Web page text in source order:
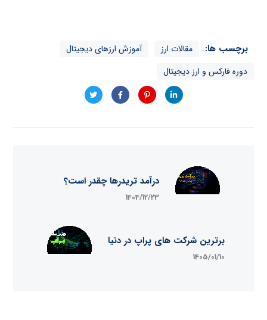
برچسب ها: مقالات ارز
آموزش ارزهای دیجیتال
دوره فارکس و ارز دیجیتال
درآمد تریدرها چقدر است؟
1404/12/23
برترین شرکت های پراپ در دنیا
1405/01/10